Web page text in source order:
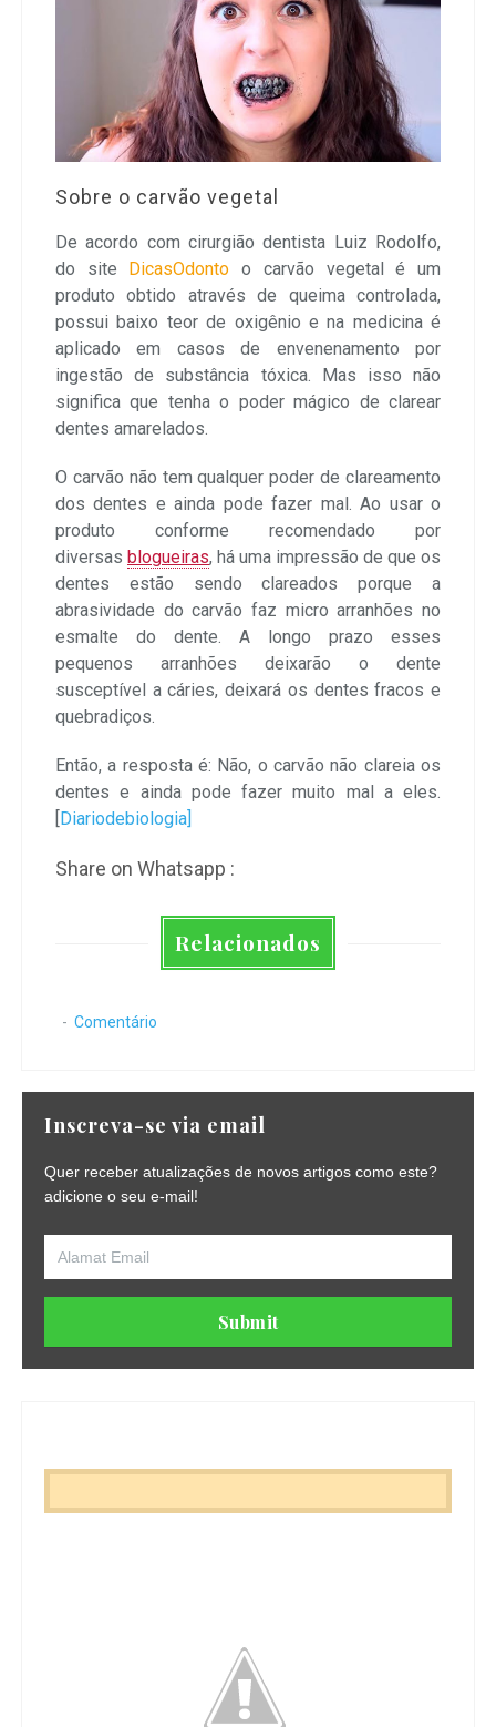
Sobre o carvão vegetal
De acordo com cirurgião dentista Luiz Rodolfo,
do site DicasOdonto o carvão vegetal é um
produto obtido através de queima controlada,
possui baixo teor de oxigênio e na medicina é
aplicado em casos de envenenamento por
ingestão de substância tóxica. Mas isso não
significa que tenha o poder mágico de clarear
dentes amarelados.
O carvão não tem qualquer poder de clareamento
dos dentes e ainda pode fazer mal. Ao usar o
produto conforme recomendado por
diversas blogueiras, há uma impressão de que os
dentes estão sendo clareados porque a
abrasividade do carvão faz micro arranhões no
esmalte do dente. A longo prazo esses
pequenos arranhões deixarão o dente
susceptível a cáries, deixará os dentes fracos e
quebradiços.
Então, a resposta é: Não, o carvão não clareia os
dentes e ainda pode fazer muito mal a eles.
[Diariodebiologia]
Share on Whatsapp :
Relacionados
Comentário
Inscreva-se via email
Quer receber atualizações de novos artigos como este?
adicione o seu e-mail!